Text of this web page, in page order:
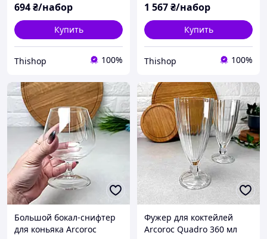
694₴/набор
Купить
Thishop 100%
1 567₴/набор
Купить
Thishop 100%
Большой бокал-снифтер
для коньяка Arcoroc
Фужер для коктейлей
Arcoroc Quadro 360 мл